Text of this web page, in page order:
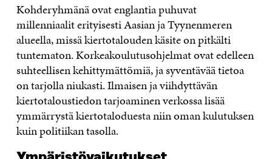
Kohderyhmänä ovat englantia puhuvat
millenniaalit erityisesti Aasian ja Tyynenmeren
alueella, missä kiertotalouden käsite on pitkälti
tuntematon. Korkeakoulutusohjelmat ovat edelleen
suhteellisen kehittymättömiä, ja syventävää tietoa
on tarjolla niukasti. Ilmaisen ja viihdyttävän
kiertotaloustiedon tarjoaminen verkossa lisää
ymmärrystä kiertotaloduesta niin oman kulutuksen
kuin politiikan tasolla.